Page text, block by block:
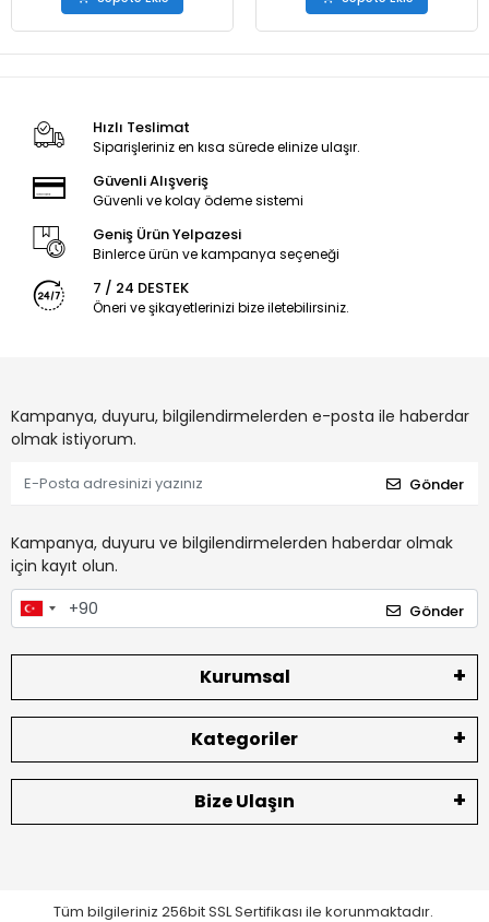
Hızlı Teslimat
Siparişleriniz en kısa sürede elinize ulaşır.
Güvenli Alışveriş
Güvenli ve kolay ödeme sistemi
Geniş Ürün Yelpazesi
Binlerce ürün ve kampanya seçeneği
7 / 24 DESTEK
Öneri ve şikayetlerinizi bize iletebilirsiniz.
Kampanya, duyuru, bilgilendirmelerden e-posta ile haberdar
olmak istiyorum.
Gönder
Kampanya, duyuru ve bilgilendirmelerden haberdar olmak
için kayıt olun.
Gönder
Kurumsal
Kategoriler
Bize Ulaşın
Tüm bilgileriniz 256bit SSL Sertifikası ile korunmaktadır.